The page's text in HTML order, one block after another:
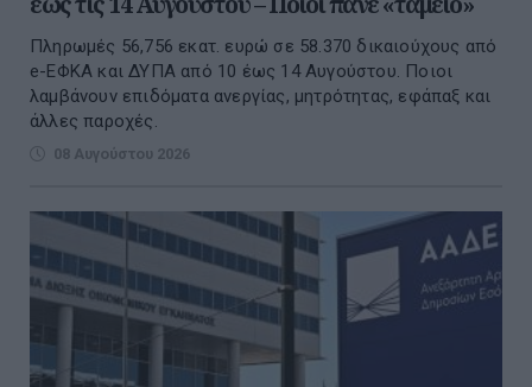
Πληρωμές 56,756 εκατ. ευρώ σε 58.370 δικαιούχους από
e-ΕΦΚΑ και ΔΥΠΑ από 10 έως 14 Αυγούστου. Ποιοι
λαμβάνουν επιδόματα ανεργίας, μητρότητας, εφάπαξ και
άλλες παροχές.
08 Αυγούστου 2026